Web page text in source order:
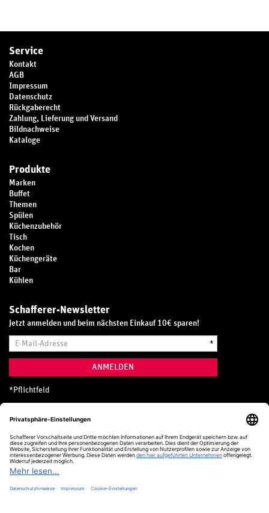
Service
Kontakt
AGB
Impressum
Datenschutz
Rückgaberecht
Zahlung, Lieferung und Versand
Bildnachweise
Kataloge
Produkte
Marken
Buffet
Themen
Spülen
Küchenzubehör
Tisch
Kochen
Küchengeräte
Bar
Kühlen
Schafferer-Newsletter
Jetzt anmelden und beim nächsten Einkauf 10€ sparen!
Mail-
*
ANMELDEN
* Pflichtfeld
Hotline
0800 20 70 300 (D)
Kostenlos aus dem deutschen Festnetz
24 Stunden / 365 Tage im Jahr